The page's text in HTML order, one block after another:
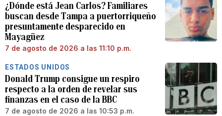
¿Dónde está Jean Carlos? Familiares
buscan desde Tampa a puertorriqueño
presuntamente desparecido en
Mayagüez
7 de agosto de 2026 a las 11:10 p.m.
ESTADOS UNIDOS
Donald Trump consigue un respiro
respecto a la orden de revelar sus
finanzas en el caso de la BBC
7 de agosto de 2026 a las 10:53 p.m.